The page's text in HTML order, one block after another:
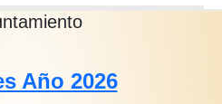
Año 2026